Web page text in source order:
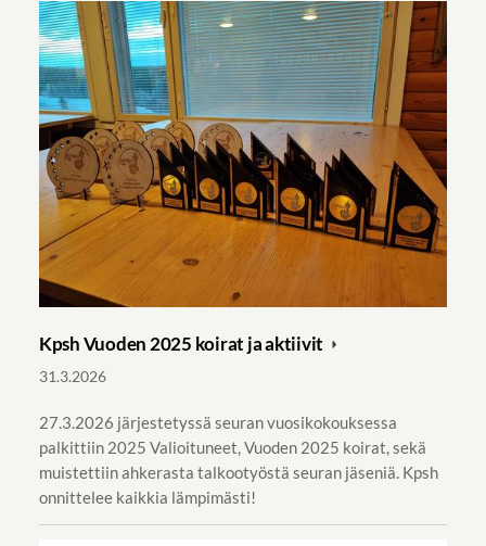
Kpsh Vuoden 2025 koirat ja aktiivit
31.3.2026
27.3.2026 järjestetyssä seuran vuosikokouksessa
palkittiin 2025 Valioituneet, Vuoden 2025 koirat, sekä
muistettiin ahkerasta talkootyöstä seuran jäseniä. Kpsh
onnittelee kaikkia lämpimästi!